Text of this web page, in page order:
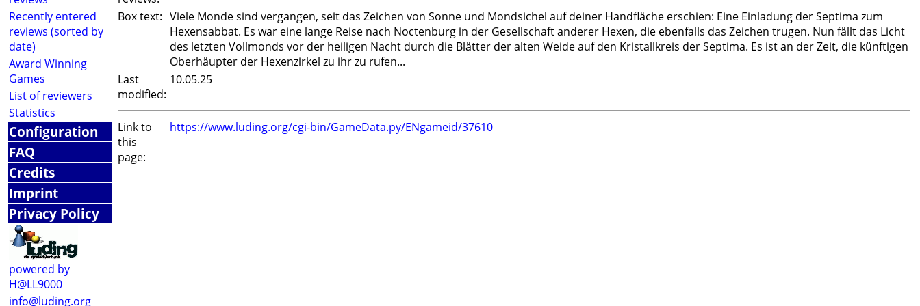
Recently entered
reviews (sorted by
date)
Award Winning
Games
List of reviewers
Statistics
Configuration
FAQ
Credits
Imprint
Privacy Policy
powered by
H@LL9000
info@luding.org
Box text: Viele Monde sind vergangen, seit das Zeichen von Sonne und Mondsichel auf deiner Handfläche erschien: Eine Einladung der Septima zum
Hexensabbat. Es war eine lange Reise nach Noctenburg in der Gesellschaft anderer Hexen, die ebenfalls das Zeichen trugen. Nun fällt das Licht
des letzten Vollmonds vor der heiligen Nacht durch die Blätter der alten Weide auf den Kristallkreis der Septima. Es ist an der Zeit, die künftigen
Oberhäupter der Hexenzirkel zu ihr zu rufen...
Last
modified:
10.05.25
Link to
this
page:
https://www.luding.org/cgi-bin/GameData.py/ENgameid/37610